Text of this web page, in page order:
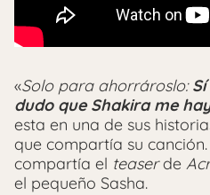
«Solo para ahorrároslo:
dudo que Shakira me
esta en una de sus
que compartía su
compartía el teaserde
el pequeño Sasha.